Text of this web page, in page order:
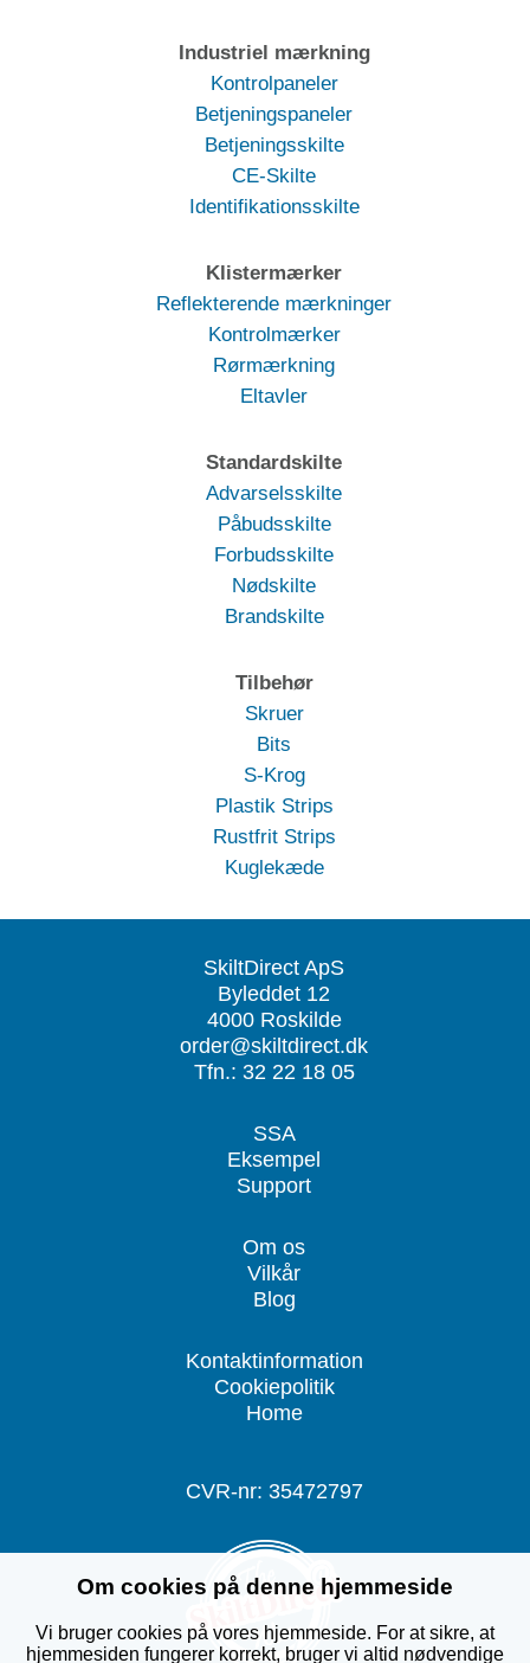
Industriel mærkning
Kontrolpaneler
Betjeningspaneler
Betjeningsskilte
CE-Skilte
Identifikationsskilte
Klistermærker
Reflekterende mærkninger
Kontrolmærker
Rørmærkning
Eltavler
Standardskilte
Advarselsskilte
Påbudsskilte
Forbudsskilte
Nødskilte
Brandskilte
Tilbehør
Skruer
Bits
S-Krog
Plastik Strips
Rustfrit Strips
Kuglekæde
SkiltDirect ApS
Byleddet 12
4000 Roskilde
order@skiltdirect.dk
Tfn.: 32 22 18 05
SSA
Eksempel
Support
Om os
Vilkår
Blog
Kontaktinformation
Cookiepolitik
Home
CVR-nr: 35472797
Om cookies på denne hjemmeside
Vi bruger cookies på vores hjemmeside. For at sikre, at
hjemmesiden fungerer korrekt, bruger vi altid nødvendige